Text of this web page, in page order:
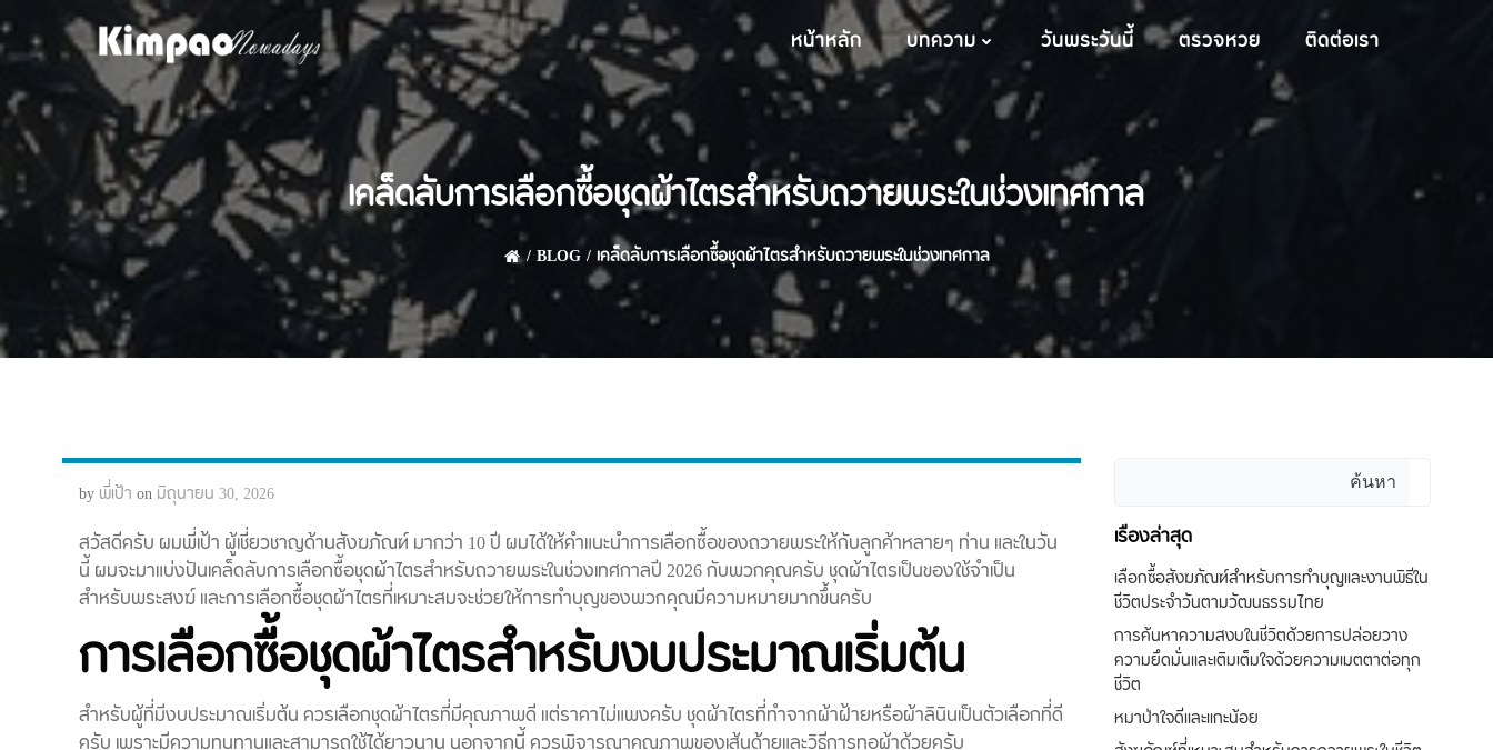
to
content
หน้าหลัก บทความ วันพระวันนี้ ตรวจหวย ติดต่อเรา
เคล็ดลับการเลือกซื้อชุดผ้าไตรสำหรับถวายพระในช่วงเทศกาล
BLOG เคล็ดลับการเลือกซื้อชุดผ้าไตรสำหรับถวายพระในช่วงเทศกาล
byพี่เป้าonมิถุนายน 30, 2026
สวัสดีครับ ผมพี่เป้า ผู้เชี่ยวชาญด้านสังฆภัณฑ์ มากว่า 10 ปี ผมได้ให้คำแนะนำการเลือกซื้อของถวายพระให้กับลูกค้าหลายๆ ท่าน และในวัน
นี้ ผมจะมาแบ่งปันเคล็ดลับการเลือกซื้อชุดผ้าไตรสำหรับถวายพระในช่วงเทศกาลปี 2026 กับพวกคุณครับ ชุดผ้าไตรเป็นของใช้จำเป็น
สำหรับพระสงฆ์ และการเลือกซื้อชุดผ้าไตรที่เหมาะสมจะช่วยให้การทำบุญของพวกคุณมีความหมายมากขึ้นครับ
การเลือกซื้อชุดผ้าไตรสำหรับงบประมาณเริ่มต้น
สำหรับผู้ที่มีงบประมาณเริ่มต้น ควรเลือกชุดผ้าไตรที่มีคุณภาพดี แต่ราคาไม่แพงครับ ชุดผ้าไตรที่ทำจากผ้าฝ้ายหรือผ้าลินินเป็นตัวเลือกที่ดี
ค้นหา
เรื่องล่าสุด
เลือกซื้อสังฆภัณฑ์สำหรับการทำบุญและงานพิธีใน
ชีวิตประจำวันตามวัฒนธรรมไทย
การค้นหาความสงบในชีวิตด้วยการปล่อยวาง
ความยึดมั่นและเติมเต็มใจด้วยความเมตตาต่อทุก
ชีวิต
หมาป่าใจดีและแกะน้อย